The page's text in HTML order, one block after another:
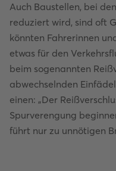
Auch Baustellen, bei
reduziert wird, sind oft
könnten Fahrerinnen
etwas für den
beim sogenannten
abwechselnden
einen: „Der
Spurverengung
führt nur zu unnötigen